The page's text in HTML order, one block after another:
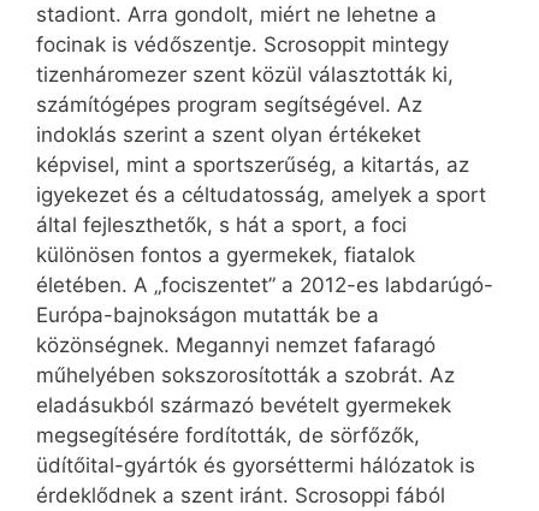
stadiont. Arra gondolt, miért ne lehetne a
focinak is védőszentje. Scrosoppit mintegy
tizenháromezer szent közül választották ki,
számítógépes program segítségével. Az
indoklás szerint a szent olyan értékeket
képvisel, mint a sportszerűség, a kitartás, az
igyekezet és a céltudatosság, amelyek a sport
által fejleszthetők, s hát a sport, a foci
különösen fontos a gyermekek, fiatalok
életében. A „fociszentet” a 2012-es labdarúgó-
Európa-bajnokságon mutatták be a
közönségnek. Megannyi nemzet fafaragó
műhelyében sokszorosították a szobrát. Az
eladásukból származó bevételt gyermekek
megsegítésére fordították, de sörfőzők,
üdítőital-gyártók és gyorséttermi hálózatok is
érdeklődnek a szent iránt. Scrosoppi fából